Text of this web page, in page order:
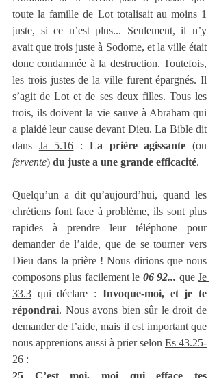
toute la famille de Lot totalisait au moins 1
juste, si ce n’est plus... Seulement, il n’y
avait que trois juste à Sodome, et la ville était
donc condamnée à la destruction. Toutefois,
les trois justes de la ville furent épargnés. Il
s’agit de Lot et de ses deux filles. Tous les
trois, ils doivent la vie sauve à Abraham qui
a plaidé leur cause devant Dieu. La Bible dit
dans Ja 5.16 : La prière agissante
fervente) du juste a une grande efficacité.
Quelqu’un a dit qu’aujourd’hui, quand les
chrétiens font face à problème, ils sont plus
rapides à prendre leur téléphone pour
demander de l’aide, que de se tourner vers
Dieu dans la prière ! Nous dirions que nous
composons plus facilement le 06 92... que Je
33.3 qui déclare : Invoque-moi, et je te
répondrai. Nous avons bien sûr le droit de
demander de l’aide, mais il est important que
nous apprenions aussi à prier selon Es 43.25-
26 :